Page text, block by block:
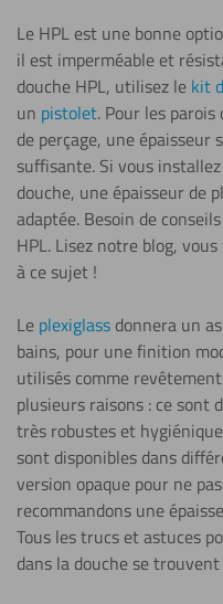
Le HPL est une bonne
il est imperméable et
douche HPL, utilisez le kit
un pistolet. Pour les
de perçage, une
suffisante. Si vous
douche, une épaisseur de
adaptée. Besoin de
HPL. Lisez notre blog,
à ce sujet !
Le plexiglass donnera un
bains, pour une finition
utilisés comme
plusieurs raisons : ce sont
très robustes et
sont disponibles dans
version opaque pour ne
recommandons une
Tous les trucs et astuces
dans la douche se